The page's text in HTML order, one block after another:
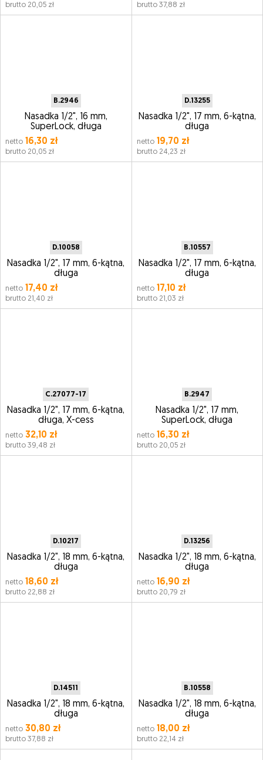
brutto 20,05 zł brutto 37,88 zł
B.2946
Nasadka 1/2", 16 mm,
SuperLock, długa
netto 16,30 zł
brutto 20,05 zł
D.13255
Nasadka 1/2", 17 mm, 6-kątna,
długa
netto19,70 zł
brutto 24,23 zł
D.10058
Nasadka 1/2", 17 mm, 6-kątna,
długa
netto 17,40 zł
brutto 21,40 zł
B.10557
Nasadka 1/2", 17 mm, 6-kątna,
długa
netto17,10 zł
brutto 21,03 zł
C.27077-17
Nasadka 1/2", 17 mm, 6-kątna,
długa, X-cess
netto 32,10 zł
brutto 39,48 zł
B.2947
Nasadka 1/2", 17 mm,
SuperLock, długa
netto16,30 zł
brutto 20,05 zł
D.10217
Nasadka 1/2", 18 mm, 6-kątna,
długa
netto 18,60 zł
brutto 22,88 zł
D.13256
Nasadka 1/2", 18 mm, 6-kątna,
długa
netto16,90 zł
brutto 20,79 zł
D.14511
Nasadka 1/2", 18 mm, 6-kątna,
długa
netto 30,80 zł
brutto 37,88 zł
B.10558
Nasadka 1/2", 18 mm, 6-kątna,
długa
netto18,00 zł
brutto 22,14 zł